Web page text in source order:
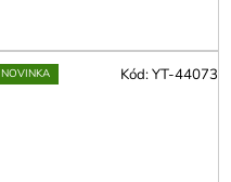
NOVINKA Kód:YT-44073